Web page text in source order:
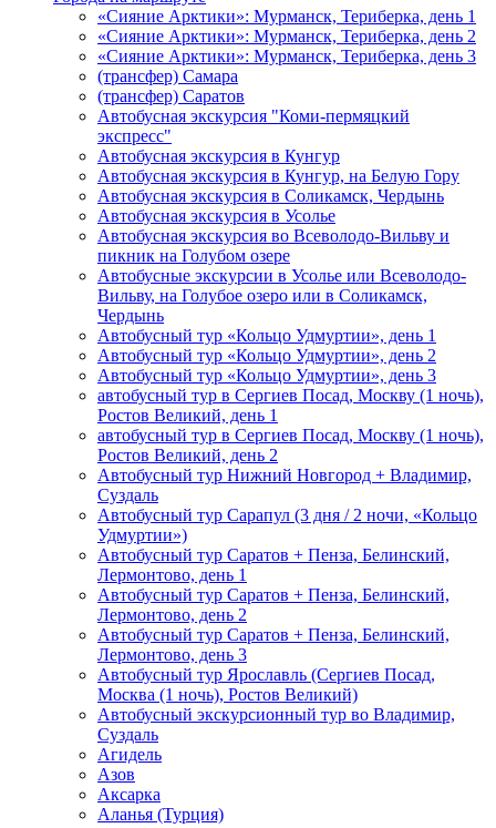
«Сияние Арктики»: Мурманск, Териберка, день 1
«Сияние Арктики»: Мурманск, Териберка, день 2
«Сияние Арктики»: Мурманск, Териберка, день 3
(трансфер) Самара
(трансфер) Саратов
Автобусная экскурсия "Коми-пермяцкий
экспресс"
Автобусная экскурсия в Кунгур
Автобусная экскурсия в Кунгур, на Белую Гору
Автобусная экскурсия в Соликамск, Чердынь
Автобусная экскурсия в Усолье
Автобусная экскурсия во Всеволодо-Вильву и
пикник на Голубом озере
Автобусные экскурсии в Усолье или Всеволодо-
Вильву, на Голубое озеро или в Соликамск,
Чердынь
Автобусный тур «Кольцо Удмуртии», день 1
Автобусный тур «Кольцо Удмуртии», день 2
Автобусный тур «Кольцо Удмуртии», день 3
автобусный тур в Сергиев Посад, Москву (1 ночь),
Ростов Великий, день 1
автобусный тур в Сергиев Посад, Москву (1 ночь),
Ростов Великий, день 2
Автобусный тур Нижний Новгород + Владимир,
Суздаль
Автобусный тур Сарапул (3 дня / 2 ночи, «Кольцо
Удмуртии»)
Автобусный тур Саратов + Пенза, Белинский,
Лермонтово, день 1
Автобусный тур Саратов + Пенза, Белинский,
Лермонтово, день 2
Автобусный тур Саратов + Пенза, Белинский,
Лермонтово, день 3
Автобусный тур Ярославль (Сергиев Посад,
Москва (1 ночь), Ростов Великий)
Автобусный экскурсионный тур во Владимир,
Суздаль
Агидель
Азов
Аксарка
Аланья (Турция)